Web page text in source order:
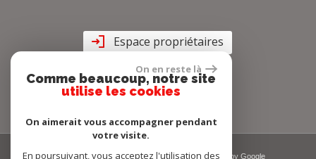
Espace propriétaires
© 2026 | Tous droits réservés | Traduction powered by Google
On en reste là
Comme beaucoup, notre site
utilise les cookies
On aimerait vous accompagner pendant
votre visite.
En poursuivant, vous acceptez l'utilisation des